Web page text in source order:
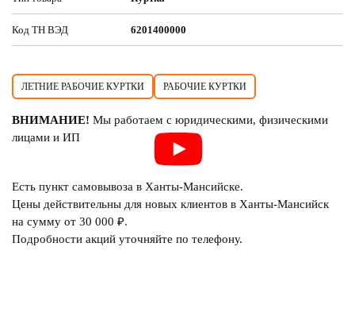
Код ТН ВЭД 6201400000
ЛЕТНИЕ РАБОЧИЕ КУРТКИ РАБОЧИЕ КУРТКИ
ВНИМАНИЕ! Мы работаем с юридическими, физическими
лицами и ИП
Есть пункт самовывоза в Ханты-Мансийске.
Цены действительны для новых клиентов в Ханты-Мансийск
на сумму от 30 000 ₽.
Подробности акций уточняйте по телефону.